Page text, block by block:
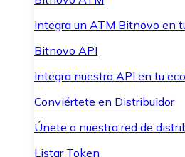
Integra un ATM Bitnovo en
Bitnovo API
Integra nuestra API en tu
Conviértete en Distribuidor
Únete a nuestra red de
Listar Token